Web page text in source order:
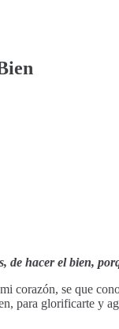
de hacer el bien,
corazón, se que
para glorificarte y